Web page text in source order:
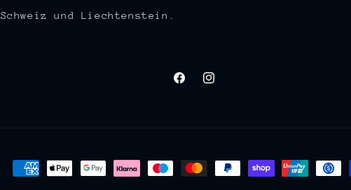
und Liechtenstein.
FacebookInstagram
Zahlungsmethoden